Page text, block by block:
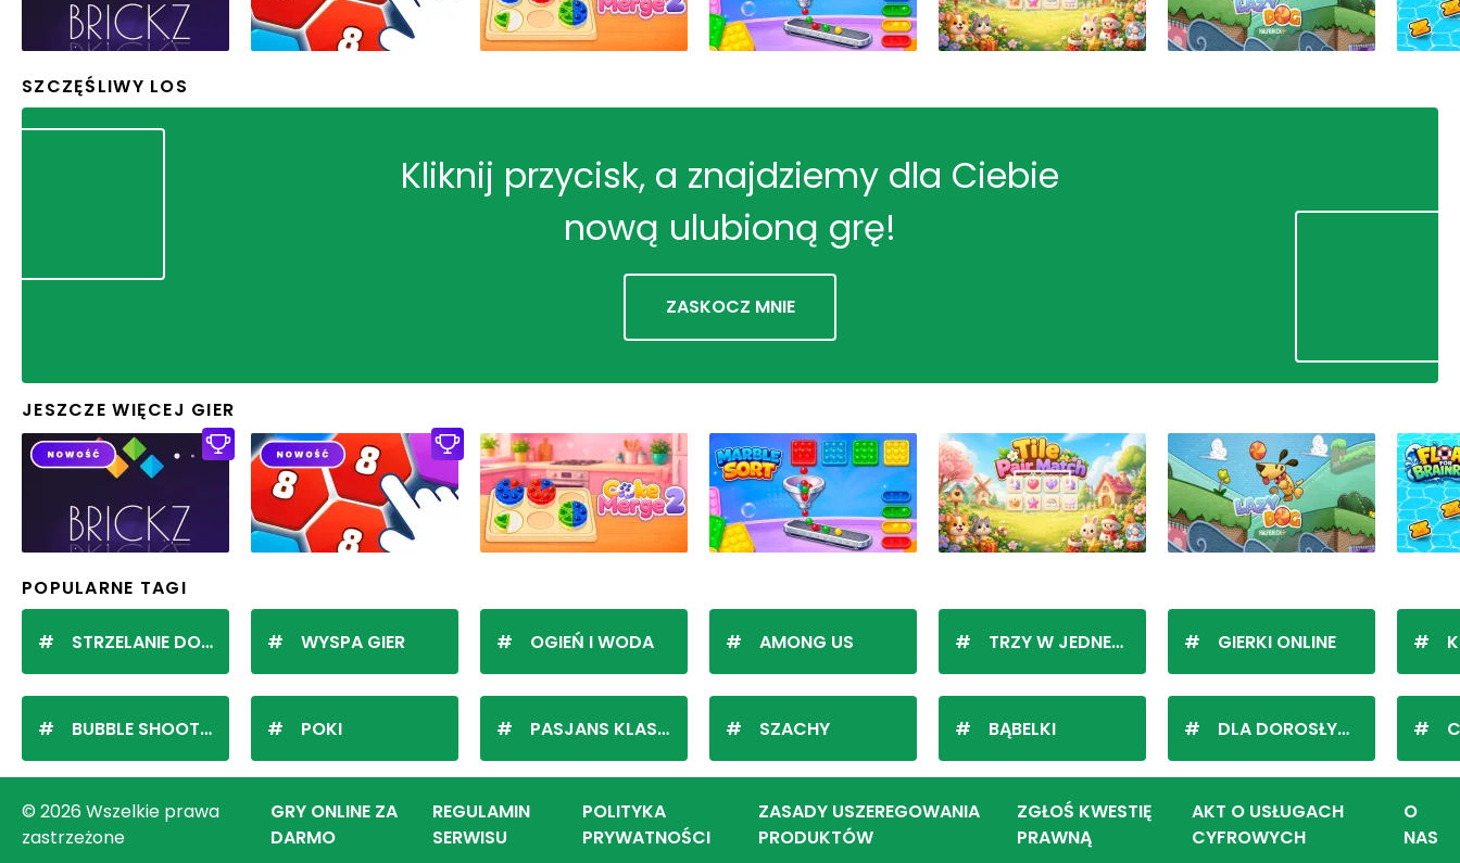
SZCZĘŚLIWY LOS
Kliknij przycisk, a znajdziemy dla Ciebie
nową ulubioną grę!
ZASKOCZ MNIE
JESZCZE WIĘCEJ GIER
POPULARNE TAGI
STRZELANIE DO KULEK
BUBBLE SHOOTER
WYSPA GIER
POKI
OGIEŃ I WODA
PASJANS KLASYCZNY
AMONG US
SZACHY
TRZY W JEDNEJ LINII
BĄBELKI
GIERKI ONLINE
DLA DOROSŁYCH
© 2026 Wszelkie prawa
zastrzeżone
GRY ONLINE ZA
DARMO
REGULAMIN
SERWISU
POLITYKA
PRYWATNOŚCI
ZASADY USZEREGOWANIA
PRODUKTÓW
ZGŁOŚ KWESTIĘ
PRAWNĄ
AKT O USŁUGACH
CYFROWYCH
O
NAS